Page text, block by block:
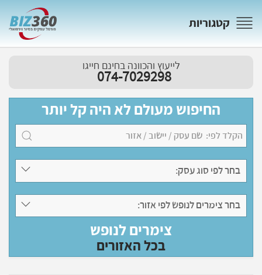
קטגוריות
לייעוץ והכוונה בחינם חייגו
074-7029298
החיפוש מעולם לא היה קל יותר
בחר לפי סוג עסק:
בחר צימרים לנופש לפי אזור:
צימרים לנופש
בכל האזורים